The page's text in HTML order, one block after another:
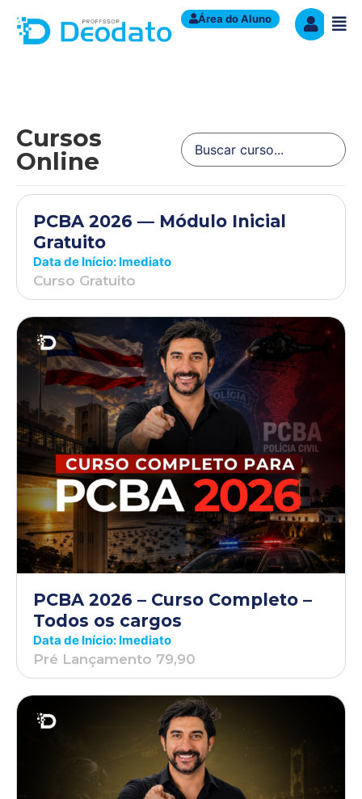
Área do Aluno
Cursos
Online
PCBA 2026 — Módulo Inicial
Gratuito
Data de Início: Imediato
Curso Gratuito
PCBA 2026 – Curso Completo –
Todos os cargos
Data de Início: Imediato
Pré Lançamento 79,90